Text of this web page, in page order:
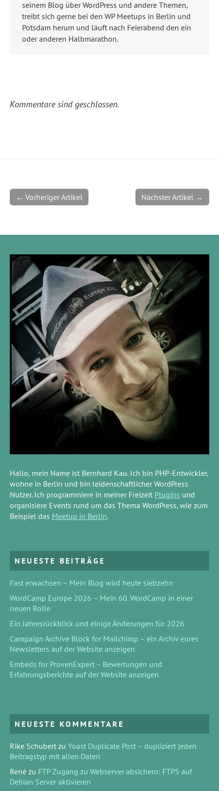
seinem Blog über WordPress und andere Themen,
treibt sich gerne bei den WP Meetups in Berlin und
Potsdam herum und läuft nach Feierabend den ein
oder anderen Halbmarathon.
Kommentare sind geschlossen.
Nächster Artikel →
← Vorheriger Artikel
Hallo, mein Name ist Bernhard Kau. Ich bin PHP-Entwickler,
wohne in Berlin und bin leidenschaftlicher WordPress
Nutzer. Ich programmiere in meiner Freizeit Plugins und
organisiere Events rund um das Thema WordPress, wie zum
Beispiel das Meetup in Berlin.
NEUESTE BEITRÄGE
Fast erwachsen – Mein Blog wird heute siebzehn
WordCamp Europe 2026 – Mein 60. WordCamp in einer
neuen Rolle
Ein Jahresrückblick und einige Änderungen für 2026
Campaign Archive Block for Mailchimp – ein Archiv eures
Newsletters auf der Website anzeigen
Embeds for ProvenExpert – Bewertungen und
Erfahrungsberichte auf der Website anzeigen
NEUESTE KOMMENTARE
Rike Schubert zu Yoast Duplicate Post – dupliziert jeden
Beitragstyp mit allen Daten
René zu FTP Zugang zu Webserver absichern: FTPS auf
Debian Server aktivieren